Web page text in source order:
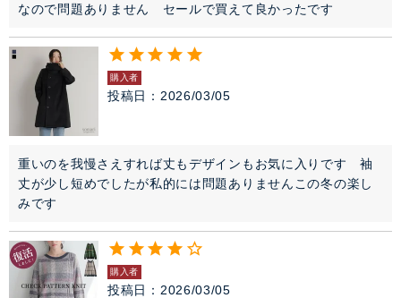
なので問題ありません　セールで買えて良かったです
購入者
投稿日 2026/03/05
重いのを我慢さえすれば丈もデザインもお気に入りです　袖
丈が少し短めでしたが私的には問題ありませんこの冬の楽し
みです
購入者
投稿日 2026/03/05